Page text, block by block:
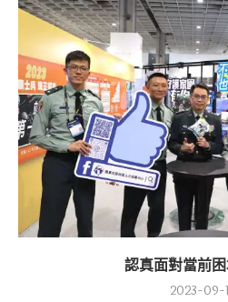
認真面對當前
2023-09-